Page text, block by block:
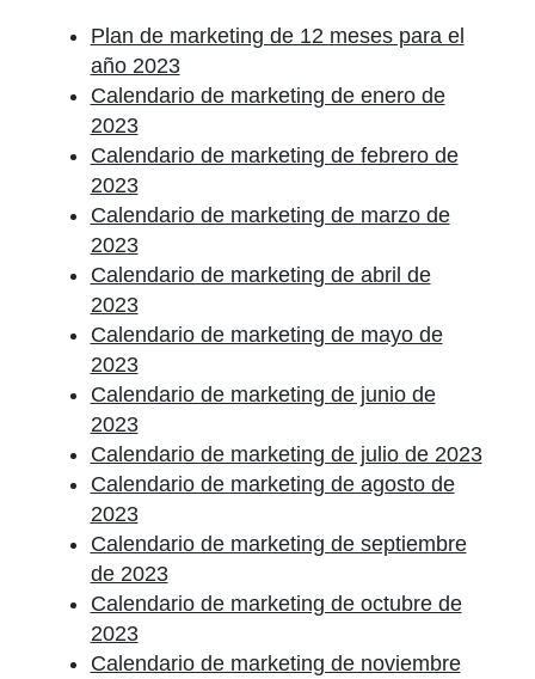
Plan de marketing de 12 meses para el
año 2023
Calendario de marketing de enero de
2023
Calendario de marketing de febrero de
2023
Calendario de marketing de marzo de
2023
Calendario de marketing de abril de
2023
Calendario de marketing de mayo de
2023
Calendario de marketing de junio de
2023
Calendario de marketing de julio de 2023
Calendario de marketing de agosto de
2023
Calendario de marketing de septiembre
de 2023
Calendario de marketing de octubre de
2023
Calendario de marketing de noviembre